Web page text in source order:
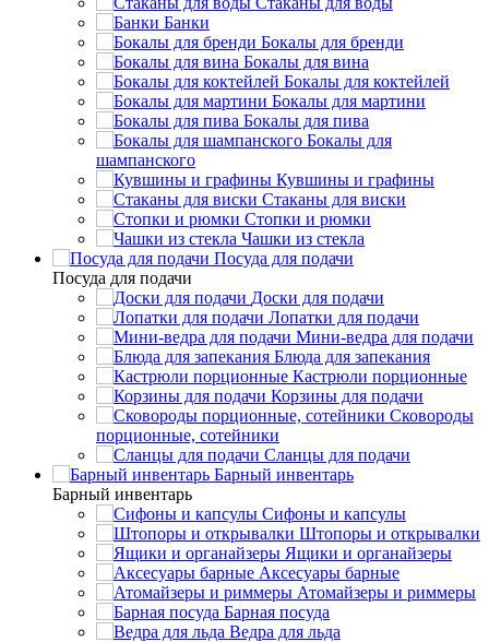
Банки
Бокалы для бренди
Бокалы для вина
Бокалы для коктейлей
Бокалы для мартини
Бокалы для пива
Бокалы для
шампанского
Кувшины и графины
Стаканы для виски
Стопки и рюмки
Чашки из стекла
Посуда для подачи
Посуда для подачи
Доски для подачи
Лопатки для подачи
Мини-ведра для подачи
Блюда для запекания
Кастрюли порционные
Корзины для подачи
Сковороды
порционные, сотейники
Сланцы для подачи
Барный инвентарь
Барный инвентарь
Сифоны и капсулы
Штопоры и открывалки
Ящики и органайзеры
Аксесуары барные
Атомайзеры и риммеры
Барная посуда
Ведра для льда